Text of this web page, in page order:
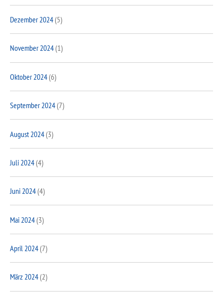
Dezember 2024(5)
November 2024(1)
Oktober 2024(6)
September 2024(7)
August 2024(3)
Juli 2024(4)
Juni 2024(4)
Mai 2024(3)
April 2024(7)
März 2024(2)